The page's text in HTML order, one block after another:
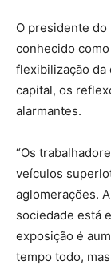
O presidente do
conhecido como
flexibilização da
capital, os
alarmantes.
“Os
veículos
aglomerações.
sociedade está
exposição é
tempo todo,